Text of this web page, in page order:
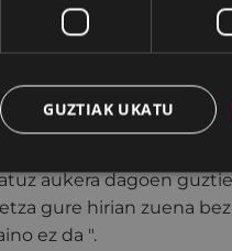
garrantzitsua iruditu
Eta, beraz, "Partida
jarraituko duena",
aukera dagoen
gure hirian zuena
ez da ".
GUZTIAK UKATU